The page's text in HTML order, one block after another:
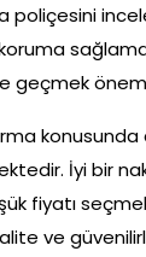
poliçesini
geçmek
İyi bir
fiyatı
ve